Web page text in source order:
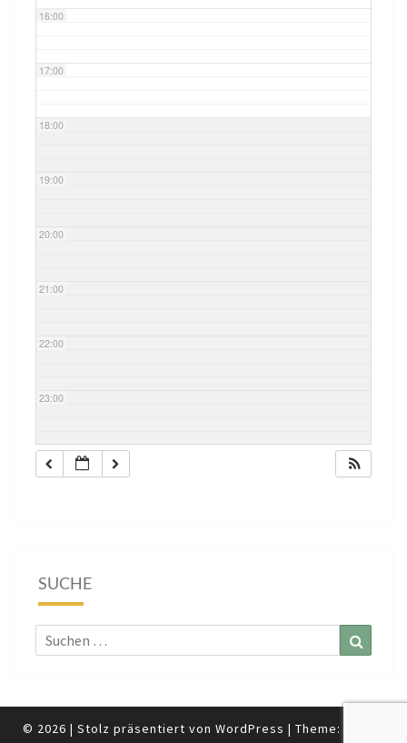
16:00
17:00
18:00
19:00
20:00
21:00
22:00
23:00
SUCHE
Suchen
nach:
© 2026 | Stolz präsentiert von WordPress | Theme: